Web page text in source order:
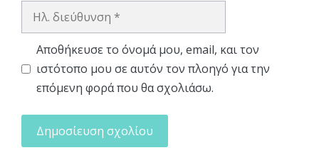
Ηλ.
Αποθήκευσε το όνομά μου, email, και τον
ιστότοπο μου σε αυτόν τον πλοηγό για την
επόμενη φορά που θα σχολιάσω.